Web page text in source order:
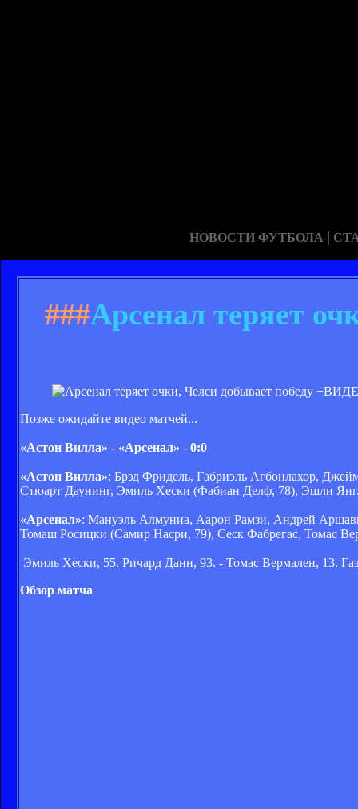
НОВОСТИ ФУТБОЛА |
###Арсенал теряет
Позже ожидайте видео матчей...
«Астон Вилла» - «Арсенал» - 0:0
«Астон Вилла»: Брэд Фридель, Габриэль Агбонлахор,
Стюарт Даунинг, Эмиль Хески (Фабиан Делф, 78), Эшли
«Арсенал»: Мануэль Алмуниа, Аарон Рамзи, Андрей
Томаш Росицки (Самир Насри, 79), Сеск Фабрегас, Томас
Эмиль Хески, 55. Ричард Данн, 93. - Томас Вермален, 13.
Обзор матча